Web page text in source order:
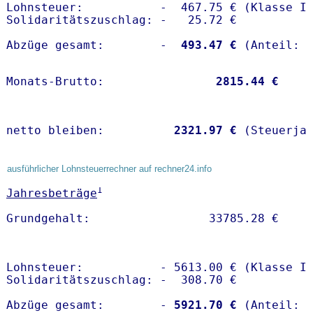
Lohnsteuer:           -  467.75 € (Klasse I)
Solidaritätszuschlag: -   25.72 €
Abzüge gesamt:        -
  493.47 €
Monats-Brutto: 2815.44 €
netto bleiben: 2321.97 €
ausführlicher Lohnsteuerrechner auf rechner24.info
Jahresbeträge1
Lohnsteuer:           - 5613.00 € (Klasse I)
Solidaritätszuschlag: -  308.70 €
Abzüge gesamt:        -
5921.70 €